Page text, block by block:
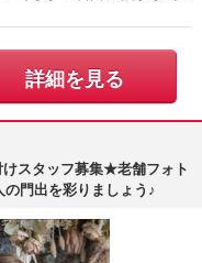
詳細を見る
スタッフ募集★老舗フォト
門出を彩りましょう♪